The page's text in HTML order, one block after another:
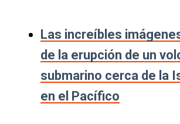
Las increíbles
de la erupción de un
submarino cerca de la
en el Pacífico